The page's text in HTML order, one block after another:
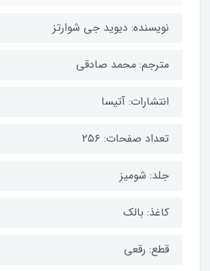
نویسنده: دیوید جی شوارتز
مترجم: محمد صادقی
انتشارات: آتیسا
تعداد صفحات: ۲۵۶
جلد: شومیز
کاغذ: بالک
قطع: رقعی